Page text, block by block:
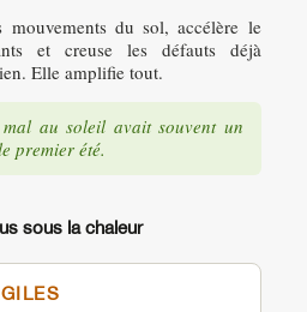
mouvements du sol, accélère le
et creuse les défauts déjà
Elle amplifie tout.
au soleil avait souvent un
premier été.
sous la chaleur